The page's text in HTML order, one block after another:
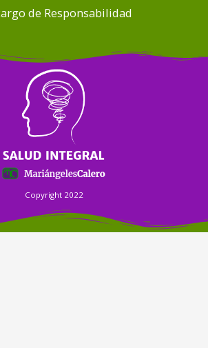
de Responsabilidad
Copyright 2022